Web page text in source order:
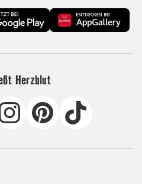
Herzblut